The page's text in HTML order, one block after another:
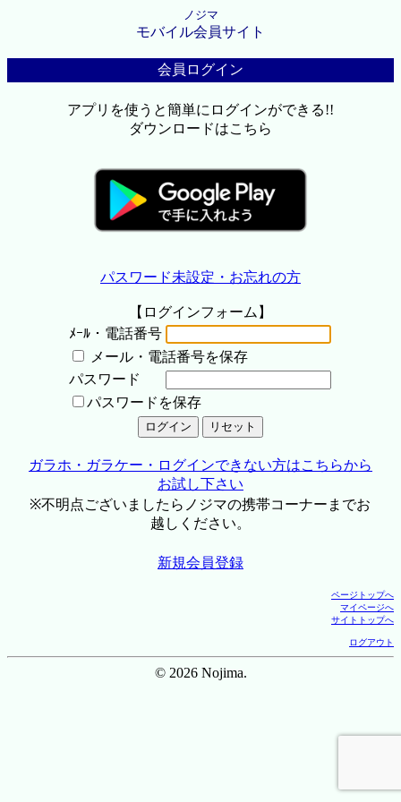
ノジマ
モバイル会員サイト
会員ログイン
アプリを使うと簡単にログインができる!!
ダウンロードはこちら
パスワード未設定・お忘れの方
【ログインフォーム】
ﾒｰﾙ・電話番号
メール・電話番号を保存
パスワード
パスワードを保存
ガラホ・ガラケー・ログインできない方はこちらから
お試し下さい
※不明点ございましたらノジマの携帯コーナーまでお
越しください。
新規会員登録
ページトップへ
マイページへ
サイトトップへ
ログアウト
© 2026 Nojima.